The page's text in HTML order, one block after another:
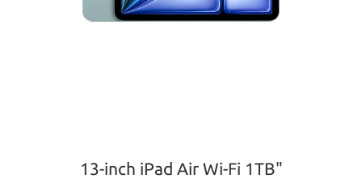
13-inch iPad Air Wi-Fi 1TB"